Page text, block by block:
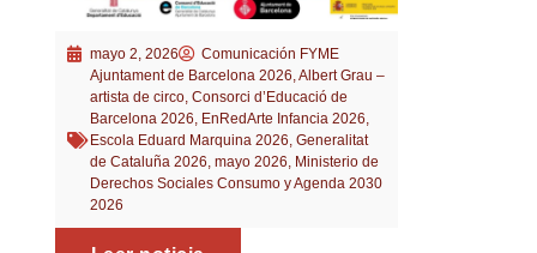
mayo 2, 2026
Comunicación FYME
Ajuntament de Barcelona 2026 Albert Grau –
artista de circo, Consorci d’Educació de
Barcelona 2026 EnRedArte Infancia 2026
Escola Eduard Marquina 2026 Generalitat
de Cataluña 2026 mayo 2026 Ministerio de
Derechos Sociales Consumo y Agenda 2030
2026